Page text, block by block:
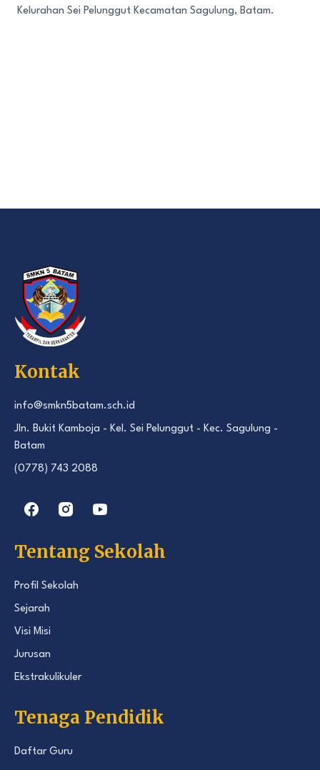
Kelurahan Sei Pelunggut Kecamatan Sagulung, Batam.
Kontak
info@smkn5batam.sch.id
Jln. Bukit Kamboja - Kel. Sei Pelunggut - Kec. Sagulung -
Batam
(0778) 743 2088
Tentang Sekolah
Profil Sekolah
Sejarah
Visi Misi
Jurusan
Ekstrakulikuler
Tenaga Pendidik
Daftar Guru